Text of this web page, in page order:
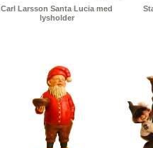
Carl Larsson Santa Lucia med
lysholder